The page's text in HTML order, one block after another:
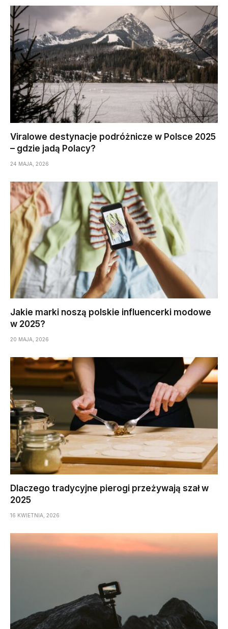
Viralowe destynacje podróżnicze w Polsce 2025
– gdzie jadą Polacy?
24 MAJA, 2026
Jakie marki noszą polskie influencerki modowe
w 2025?
20 MAJA, 2026
Dlaczego tradycyjne pierogi przeżywają szał w
2025
16 KWIETNIA, 2026